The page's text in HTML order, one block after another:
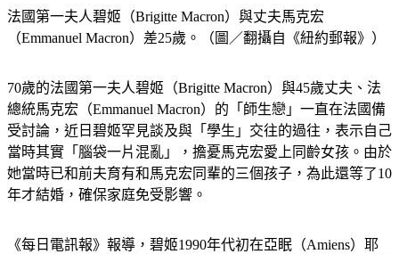
法國第一夫人碧姬（Brigitte Macron）與丈夫馬克宏
（Emmanuel Macron）差25歲。（圖／翻攝自《紐約郵報》）
70歲的法國第一夫人碧姬（Brigitte Macron）與45歲丈夫、法
總統馬克宏（Emmanuel Macron）的「師生戀」一直在法國備
受討論，近日碧姬罕見談及與「學生」交往的過往，表示自己
當時其實「腦袋一片混亂」，擔憂馬克宏愛上同齡女孩。由於
她當時已和前夫育有和馬克宏同輩的三個孩子，為此還等了10
年才結婚，確保家庭免受影響。
《每日電訊報》報導，碧姬1990年代初在亞眠（Amiens）耶